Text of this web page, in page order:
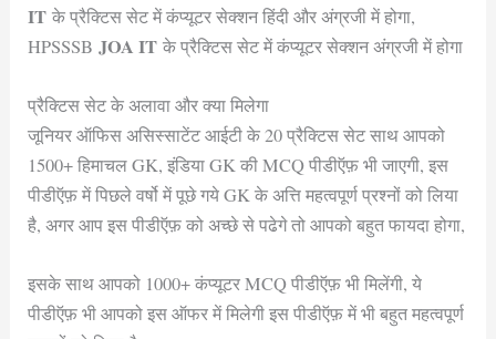
IT के प्रैक्टिस सेट में कंप्यूटर सेक्शन हिंदी और अंग्रजी में होगा,
HPSSSBJOA IT के प्रैक्टिस सेट में कंप्यूटर सेक्शन अंग्रजी में होगा
प्रैक्टिस सेट के अलावा और क्या मिलेगा
जूनियर ऑफिस असिस्साटेंट आईटी के 20 प्रैक्टिस सेट साथ आपको
1500+ हिमाचल GK, इंडिया GK की MCQ पीडीऍफ़ भी जाएगी, इस
पीडीऍफ़ में पिछले वर्षो में पूछे गये GK के अत्ति महत्वपूर्ण प्रश्नों को लिया
है, अगर आप इस पीडीऍफ़ को अच्छे से पढेगे तो आपको बहुत फायदा होगा,
इसके साथ आपको 1000+ कंप्यूटर MCQ पीडीऍफ़ भी मिलेंगी, ये
पीडीऍफ़ भी आपको इस ऑफर में मिलेगी इस पीडीऍफ़ में भी बहुत महत्वपूर्ण